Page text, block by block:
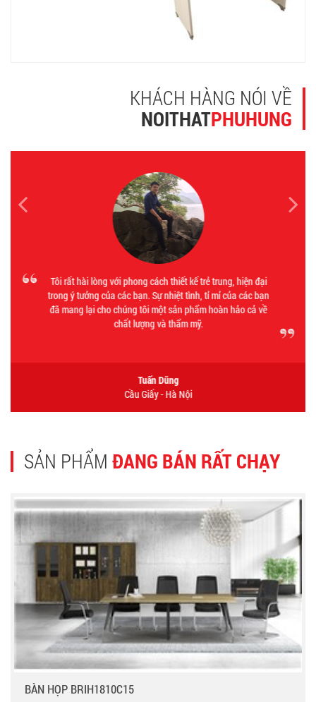
KHÁCH HÀNG NÓI VỀ
NOITHATPHUHUNG
Tôi rất hài lòng với phong cách thiết kế trẻ trung, hiện đại
trong ý tưởng của các bạn. Sự nhiệt tình, tỉ mỉ của các bạn
đã mang lại cho chúng tôi một sản phẩm hoàn hảo cả về
chất lượng và thẩm mỹ.
Tuấn Dũng
Cầu Giấy - Hà Nội
SẢN PHẨM ĐANG BÁN RẤT CHẠY
BÀN HỌP BRIH1810C15